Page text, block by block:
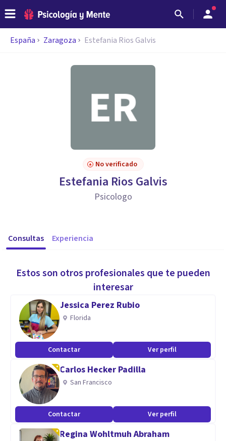
España Zaragoza Estefania Rios Galvis
No verificado
Estefania Rios Galvis
Psicologo
Consultas Experiencia
Estos son otros profesionales que te pueden
interesar
Jessica Perez Rubio
Florida
Contactar Ver perfil
Carlos Hecker Padilla
San Francisco
Contactar Ver perfil
Regina Wohltmuh Abraham